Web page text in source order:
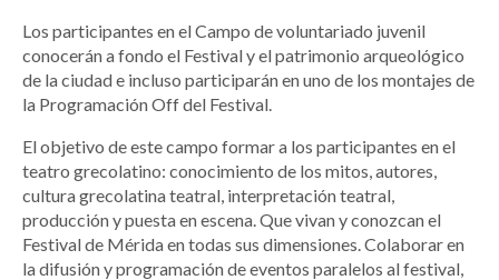
Los participantes en el Campo de voluntariado juvenil
conocerán a fondo el Festival y el patrimonio arqueológico
de la ciudad e incluso participarán en uno de los montajes de
la Programación Off del Festival.
El objetivo de este campo formar a los participantes en el
teatro grecolatino: conocimiento de los mitos, autores,
cultura grecolatina teatral, interpretación teatral,
producción y puesta en escena. Que vivan y conozcan el
Festival de Mérida en todas sus dimensiones. Colaborar en
la difusión y programación de eventos paralelos al festival,